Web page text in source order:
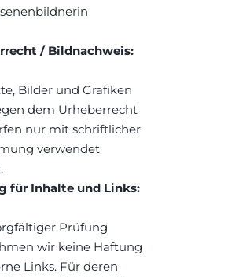
/ Bildnachweis:
Bilder und Grafiken
dem Urheberrecht
nur mit schriftlicher
verwendet
für Inhalte und Links:
Prüfung
wir keine Haftung
Links. Für deren